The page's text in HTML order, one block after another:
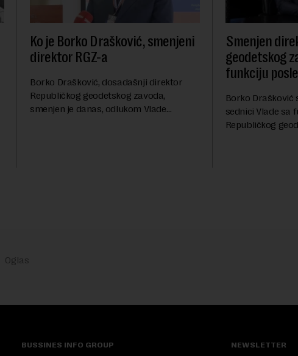
Ko je Borko Drašković, smenjeni
direktor RGZ-a
Borko Drašković, dosadašnji direktor
Republičkog geodetskog zavoda,
smenjen je danas, odlukom Vlade
Smenjen
geodetskog
funkciju
Borko Drašković
sednici Vlade sa
Republičkog
BUSSINES INFO GROUP NEWSLETTER